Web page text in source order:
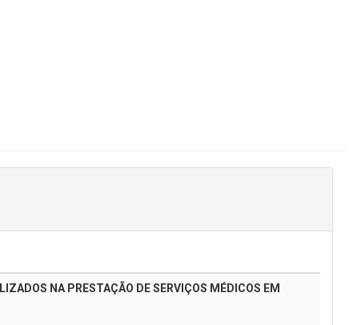
NA PRESTAÇÃO DE SERVIÇOS MÉDICOS EM